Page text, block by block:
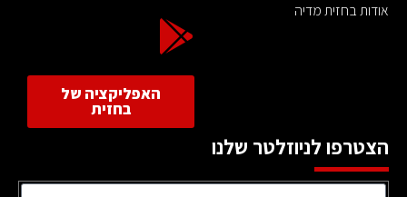
אודות בחזית מדיה
האפליקציה של
בחזית
הצטרפו לניוזלטר שלנו